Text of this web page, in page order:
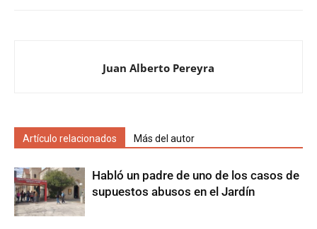
Juan Alberto Pereyra
Artículo relacionados Más del autor
Habló un padre de uno de los casos de
supuestos abusos en el Jardín